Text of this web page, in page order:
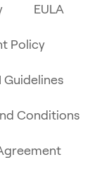
EULA
Policy
Guidelines
Conditions